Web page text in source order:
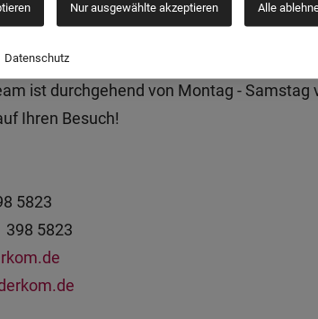
Nur ausgewählte akzeptieren Alle
Datenschutz
& Tablets
ist durchgehend von Montag - Samstag
Ihren Besuch!
5823
398 5823